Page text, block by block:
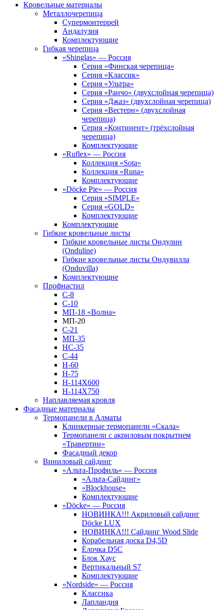
Кровельные материалы
Металлочерепица
Супермонтеррей
Андалузия
Комплектующие
Гибкая черепица
«Shinglas» — Россия
Серия «Финская черепица»
Серия «Классик»
Серия «Ультра»
Серия «Ранчо» (двухслойная черепица)
Серия «Джаз» (двухслойная черепица)
Серия «Вестерн» (двухслойная
черепица)
Серия «Континент» (трёхслойная
черепица)
Комплектующие
«Ruflex» — Россия
Коллекция «Sota»
Коллекция «Runa»
Комплектующие
«Döcke Pie» — Россия
Серия «SIMPLE»
Серия «GOLD»
Комплектующие
Комплектующие
Гибкие кровельные листы
Гибкие кровельные листы Ондулин
(Onduline)
Гибкие кровельные листы Ондувилла
(Onduvilla)
Комплектующие
Профнастил
С-8
С-10
МП-18 «Волна»
МП-20
С-21
МП-35
НС-35
С-44
Н-60
Н-75
Н-114Х600
Н-114Х750
Наплавляемая кровля
Фасадные материалы
Термопанели в Алматы
Клинкерные термопанели «Скала»
Термопанели с акриловым покрытием
«Травертин»
Фасадный декор
Виниловый сайдинг
«Альта-Профиль» — Россия
«Альта-Сайдинг»
«Blockhouse»
Комплектующие
«Döcke» — Россия
НОВИНКА!!! Акриловый сайдинг
Döcke LUX
НОВИНКА!!! Сайдинг Wood Slide
Корабельная доска D4,5D
Ёлочка D5C
Блок Хаус
Вертикальный S7
Комплектующие
«Nordside» — Россия
Классика
Лапландия